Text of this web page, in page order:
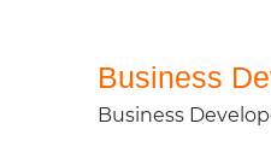
Business
Business